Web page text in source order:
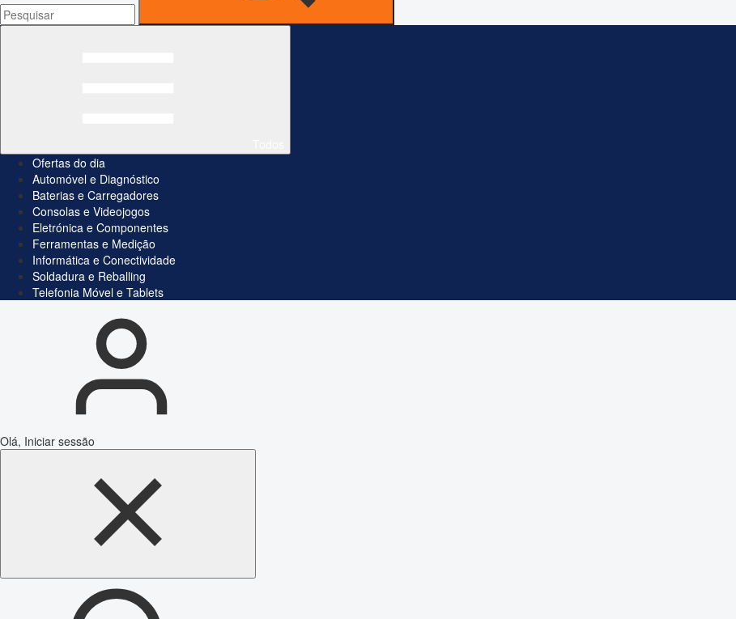
Ofertas do dia
Automóvel e Diagnóstico
Baterias e Carregadores
Consolas e Videojogos
Eletrónica e Componentes
Ferramentas e Medição
Informática e Conectividade
Soldadura e Reballing
Telefonia Móvel e Tablets
Olá, Iniciar sessão